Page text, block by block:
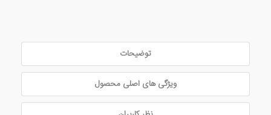
توضیحات
ویژگی های اصلی محصول